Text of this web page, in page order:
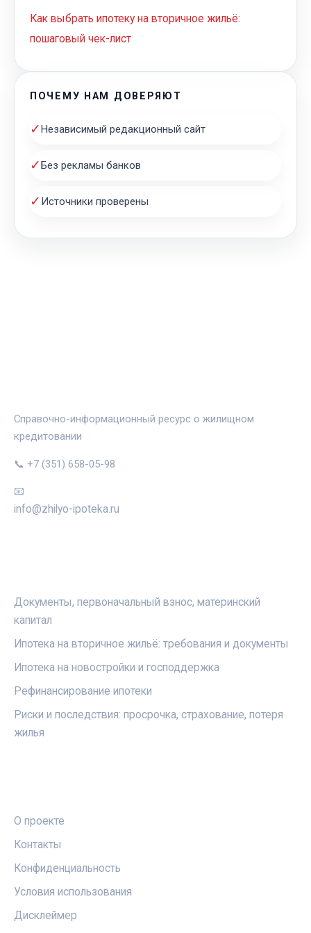
Как выбрать ипотеку на вторичное жильё:
пошаговый чек-лист
ПОЧЕМУ НАМ ДОВЕРЯЮТ
✓Независимый редакционный сайт
✓Без рекламы банков
✓ Источники проверены
Справочно-информационный ресурс о жилищном
кредитовании
📞 +7 (351) 658-05-98
📧
info@zhilyo-ipoteka.ru
Документы, первоначальный взнос, материнский
капитал
Ипотека на вторичное жильё: требования и документы
Ипотека на новостройки и господдержка
Рефинансирование ипотеки
Риски и последствия: просрочка, страхование, потеря
жилья
О проекте
Контакты
Конфиденциальность
Условия использования
Дисклеймер